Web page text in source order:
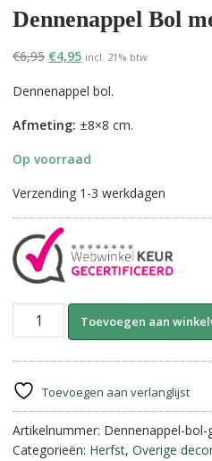
Dennenappel Bol
€6,95 Oorspronkelijke
was:
€4,95Huidige
is:
incl. 21% btw
Dennenappel bol.
Afmeting: ±8×8 cm.
Op voorraad
Verzending 1-3 werkdagen
Dennenappel
Goud.
aantal
Toevoegen aan
Toevoegen aan verlanglijst
Artikelnummer: Dennenappel-bol-
Categorieën: Herfst, Overige